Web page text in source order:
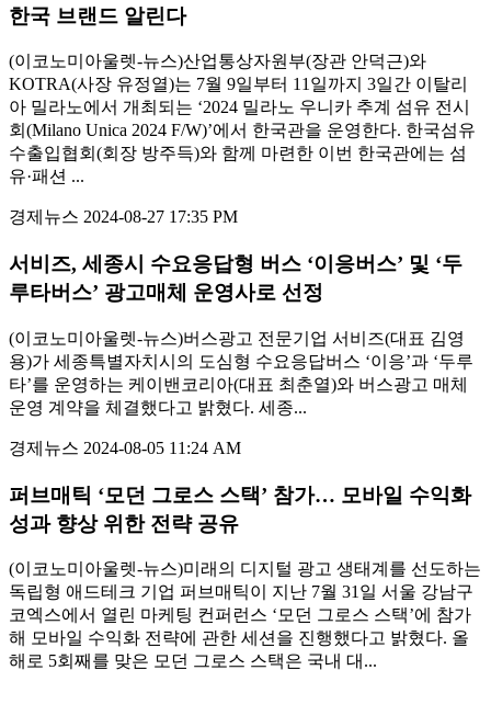
한국 브랜드 알린다
(이코노미아울렛-뉴스)산업통상자원부(장관 안덕근)와
KOTRA(사장 유정열)는 7월 9일부터 11일까지 3일간 이탈리
아 밀라노에서 개최되는 ‘2024 밀라노 우니카 추계 섬유 전시
회(Milano Unica 2024 F/W)’에서 한국관을 운영한다. 한국섬유
수출입협회(회장 방주득)와 함께 마련한 이번 한국관에는 섬
유·패션 ...
경제뉴스 2024-08-27 17:35 PM
서비즈, 세종시 수요응답형 버스 ‘이응버스’ 및 ‘두
루타버스’ 광고매체 운영사로 선정
(이코노미아울렛-뉴스)버스광고 전문기업 서비즈(대표 김영
용)가 세종특별자치시의 도심형 수요응답버스 ‘이응’과 ‘두루
타’를 운영하는 케이밴코리아(대표 최춘열)와 버스광고 매체
운영 계약을 체결했다고 밝혔다. 세종...
경제뉴스 2024-08-05 11:24 AM
퍼브매틱 ‘모던 그로스 스택’ 참가… 모바일 수익화
성과 향상 위한 전략 공유
(이코노미아울렛-뉴스)미래의 디지털 광고 생태계를 선도하는
독립형 애드테크 기업 퍼브매틱이 지난 7월 31일 서울 강남구
코엑스에서 열린 마케팅 컨퍼런스 ‘모던 그로스 스택’에 참가
해 모바일 수익화 전략에 관한 세션을 진행했다고 밝혔다. 올
해로 5회째를 맞은 모던 그로스 스택은 국내 대...